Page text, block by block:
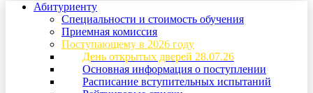
Абитуриенту
Специальности и стоимость обучения
Приемная комиссия
Поступающему в 2026 году
День открытых дверей 28.07.26
Основная информация о поступлении
Расписание вступительных испытаний